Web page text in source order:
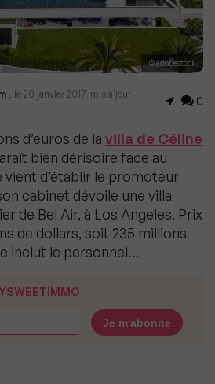
© adobestock
, le 20 janvier 2017, mis à jour
0
d’euros de la villa de Céline
bien dérisoire face au
vient d’établir le promoteur
cabinet dévoile une villa
de Bel Air, à Los Angeles. Prix
de dollars, soit 235 millions
inclut le personnel…